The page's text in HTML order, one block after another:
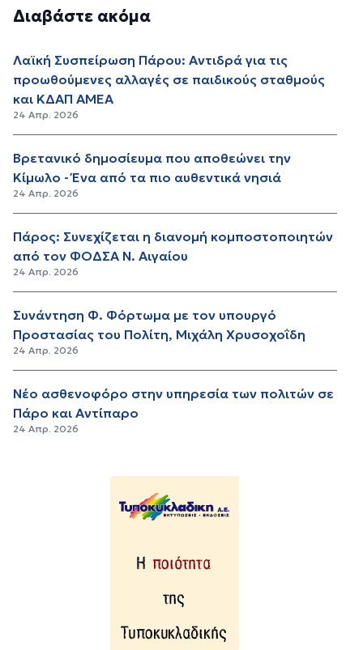
Διαβάστε ακόμα
Λαϊκή Συσπείρωση Πάρου: Αντιδρά για τις
προωθούμενες αλλαγές σε παιδικούς σταθμούς
και ΚΔΑΠ ΑΜΕΑ
24 Απρ. 2026
Βρετανικό δημοσίευμα που αποθεώνει την
Κίμωλο - Ένα από τα πιο αυθεντικά νησιά
24 Απρ. 2026
Πάρος: Συνεχίζεται η διανομή κομποστοποιητών
από τον ΦΟΔΣΑ Ν. Αιγαίου
24 Απρ. 2026
Συνάντηση Φ. Φόρτωμα με τον υπουργό
Προστασίας του Πολίτη, Μιχάλη Χρυσοχοΐδη
24 Απρ. 2026
Νέο ασθενοφόρο στην υπηρεσία των πολιτών σε
Πάρο και Αντίπαρο
24 Απρ. 2026